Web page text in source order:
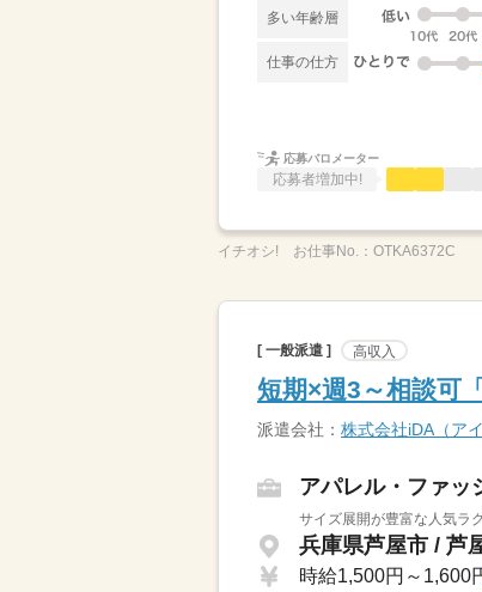
多い年齢層
仕事の仕方
応募バロメーター
応募者増加中!
イチオシ! お仕事No.： OTKA6372C
[ 一般派遣 ] 高収入
短期×週3～相談可
派遣会社： 株式会社iDA（ア
アパレル・ファッ
サイズ展開が豊富な人気ラ
兵庫県芦屋市 / 芦
時給1,500円～1,600